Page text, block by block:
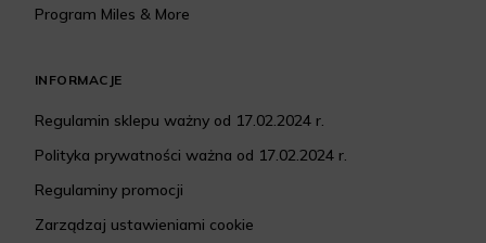
Program Miles & More
INFORMACJE
Regulamin sklepu ważny od 17.02.2024 r.
Polityka prywatności ważna od 17.02.2024 r.
Regulaminy promocji
Zarządzaj ustawieniami cookie